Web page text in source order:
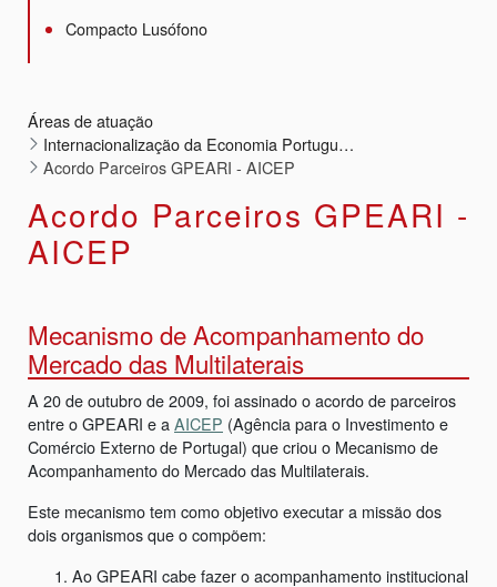
Compacto Lusófono
Áreas de atuação
Internacionalização da Economia Portuguesa
Acordo Parceiros GPEARI - AICEP
Acordo Parceiros GPEARI -
AICEP
Mecanismo de Acompanhamento do
Mercado das Multilaterais
A 20 de outubro de 2009, foi assinado o acordo de parceiros
entre o GPEARI e aAICEP (Agência para o Investimento e
Comércio Externo de Portugal) que criou o Mecanismo de
Acompanhamento do Mercado das Multilaterais.
Este mecanismo tem como objetivo executar a missão dos
dois organismos que o compõem:
Ao GPEARI cabe fazer o acompanhamento institucional